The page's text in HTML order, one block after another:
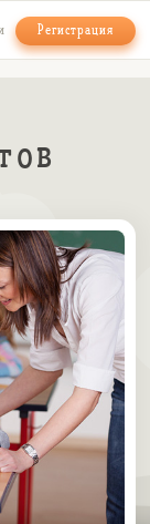
Регистрация